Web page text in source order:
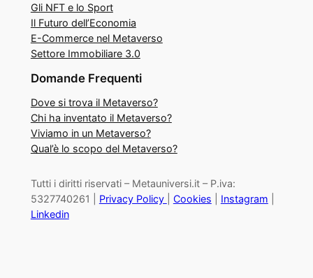
Gli NFT e lo Sport
Il Futuro dell’Economia
E-Commerce nel Metaverso
Settore Immobiliare 3.0
Domande Frequenti
Dove si trova il Metaverso?
Chi ha inventato il Metaverso?
Viviamo in un Metaverso?
Qual’è lo scopo del Metaverso?
Tutti i diritti riservati – Metauniversi.it – P.iva:
5327740261 | Privacy Policy Cookies Instagram
Linkedin